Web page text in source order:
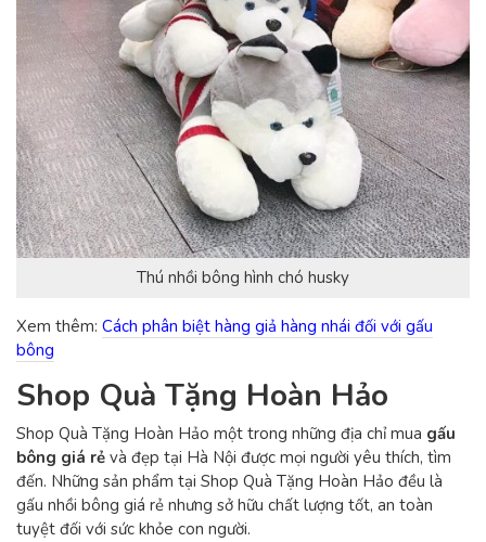
Thú nhồi bông hình chó husky
Xem thêm: Cách phân biệt hàng giả hàng nhái đối với gấu
bông
Shop Quà Tặng Hoàn Hảo
Shop Quà Tặng Hoàn Hảo một trong những địa chỉ mua gấu
bông giá rẻ và đẹp tại Hà Nội được mọi người yêu thích, tìm
đến. Những sản phẩm tại Shop Quà Tặng Hoàn Hảo đều là
gấu nhồi bông giá rẻ nhưng sở hữu chất lượng tốt, an toàn
tuyệt đối với sức khỏe con người.